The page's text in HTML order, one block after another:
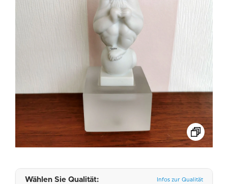
Wählen Sie Qualität: Infos zur Qualität